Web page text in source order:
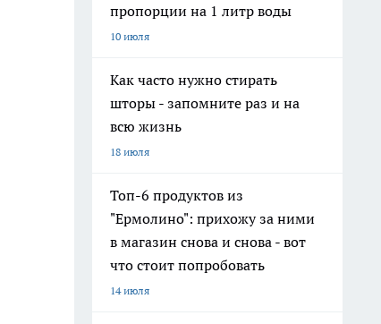
пропорции на 1 литр воды
10 июля
Как часто нужно стирать
шторы - запомните раз и на
всю жизнь
18 июля
Топ-6 продуктов из
"Ермолино": прихожу за ними
в магазин снова и снова - вот
что стоит попробовать
14 июля